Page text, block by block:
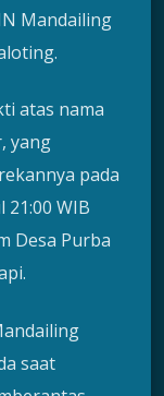
Mandailing
atas nama
yang
pada
WIB
Desa Purba
saat